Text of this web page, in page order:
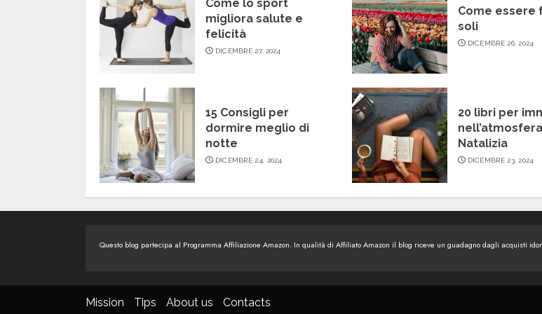
Come lo sport
migliora salute e
felicità
DICEMBRE 27, 2024
Come essere
soli
DICEMBRE 26, 2024
15 Consigli per
dormire meglio di
notte
DICEMBRE 24, 2024
20 libri per
nell’atmosfera
Natalizia
DICEMBRE 23, 2024
Questo blog partecipa al Programma Affiliazione Amazon. In qualità di Affiliato Amazon il blog riceve un guadagno dagli acquisti
Mission Tips About us Contacts